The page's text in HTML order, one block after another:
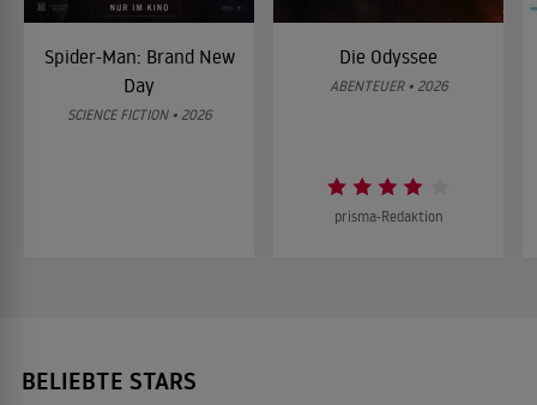
Spider-Man: Brand New
Day
SCIENCE FICTION • 2026
Die Odyssee
ABENTEUER • 2026
prisma-Redaktion
BELIEBTE STARS